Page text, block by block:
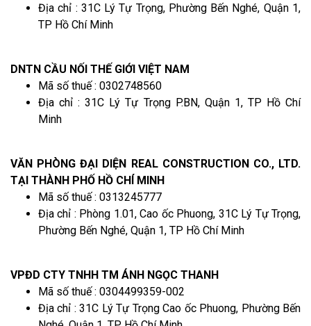
Địa chỉ : 31C Lý Tự Trọng, Phường Bến Nghé, Quận 1,
TP Hồ Chí Minh
DNTN CẦU NỐI THẾ GIỚI VIỆT NAM
Mã số thuế : 0302748560
Địa chỉ : 31C Lý Tự Trọng P.BN, Quận 1, TP Hồ Chí
Minh
VĂN PHÒNG ĐẠI DIỆN REAL CONSTRUCTION CO., LTD.
TẠI THÀNH PHỐ HỒ CHÍ MINH
Mã số thuế : 0313245777
Địa chỉ : Phòng 1.01, Cao ốc Phuong, 31C Lý Tự Trọng,
Phường Bến Nghé, Quận 1, TP Hồ Chí Minh
VPĐD CTY TNHH TM ÁNH NGỌC THANH
Mã số thuế : 0304499359-002
Địa chỉ : 31C Lý Tự Trọng Cao ốc Phuong, Phường Bến